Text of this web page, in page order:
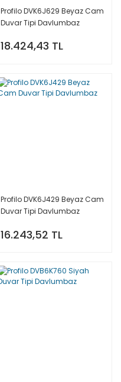
Profilo DVK6J629 Beyaz Cam
Duvar Tipi Davlumbaz
18.424,43 TL
Profilo DVK6J429 Beyaz Cam
Duvar Tipi Davlumbaz
16.243,52 TL